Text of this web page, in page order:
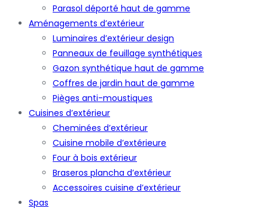
Parasol déporté haut de gamme
Aménagements d’extérieur
Luminaires d’extérieur design
Panneaux de feuillage synthétiques
Gazon synthétique haut de gamme
Coffres de jardin haut de gamme
Pièges anti-moustiques
Cuisines d’extérieur
Cheminées d’extérieur
Cuisine mobile d’extérieure
Four à bois extérieur
Braseros plancha d’extérieur
Accessoires cuisine d’extérieur
Spas